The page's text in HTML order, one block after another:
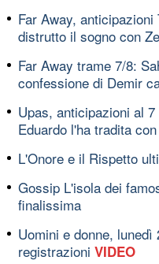
Far Away,
distrutto il sogno con
Far Away trame 7/8:
confessione di Demir
Upas, anticipazioni al
Eduardo l'ha tradita
L'Onore e il Rispetto
Gossip L'isola dei
finalissima
Uomini e donne,
registrazioni VIDEO